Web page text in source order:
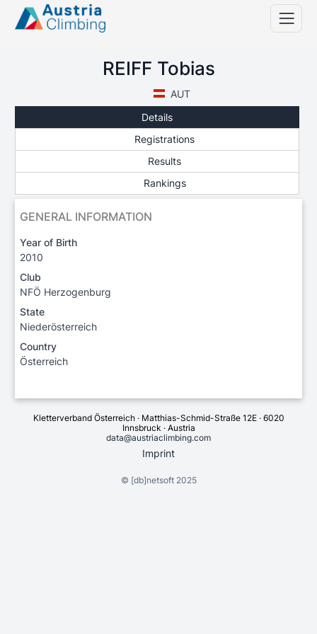
REIFF Tobias
AUT
Details
Registrations
Results
Rankings
GENERAL INFORMATION
Year of Birth
2010
Club
NFÖ Herzogenburg
State
Niederösterreich
Country
Österreich
Kletterverband Österreich · Matthias-Schmid-Straße 12E · 6020
Innsbruck · Austria
data@austriaclimbing.com
Imprint
© [db]netsoft2025